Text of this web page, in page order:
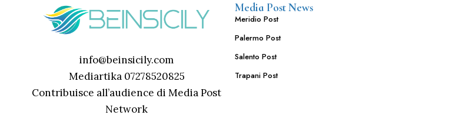
info@beinsicily.com
Mediartika 07278520825
Contribuisce all’audience di Media Post
Network
Media Post News
Meridio Post
Palermo Post
Salento Post
Trapani Post